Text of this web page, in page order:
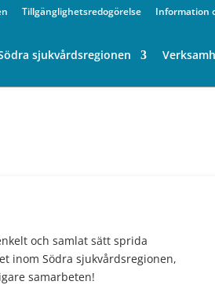
Tillgänglighetsredogörelse Information
sjukvårdsregionen
och samlat sätt sprida
inom Södra sjukvårdsregionen,
samarbeten!